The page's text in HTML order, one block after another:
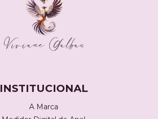
INSTITUCIONAL
A Marca